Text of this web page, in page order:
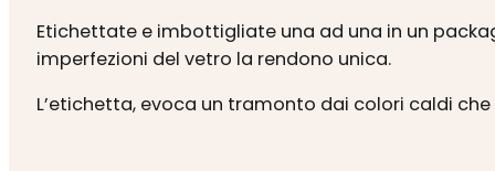
Etichettate e imbottigliate una ad una in un
imperfezioni del vetro la rendono unica.
L’etichetta, evoca un tramonto dai colori caldi